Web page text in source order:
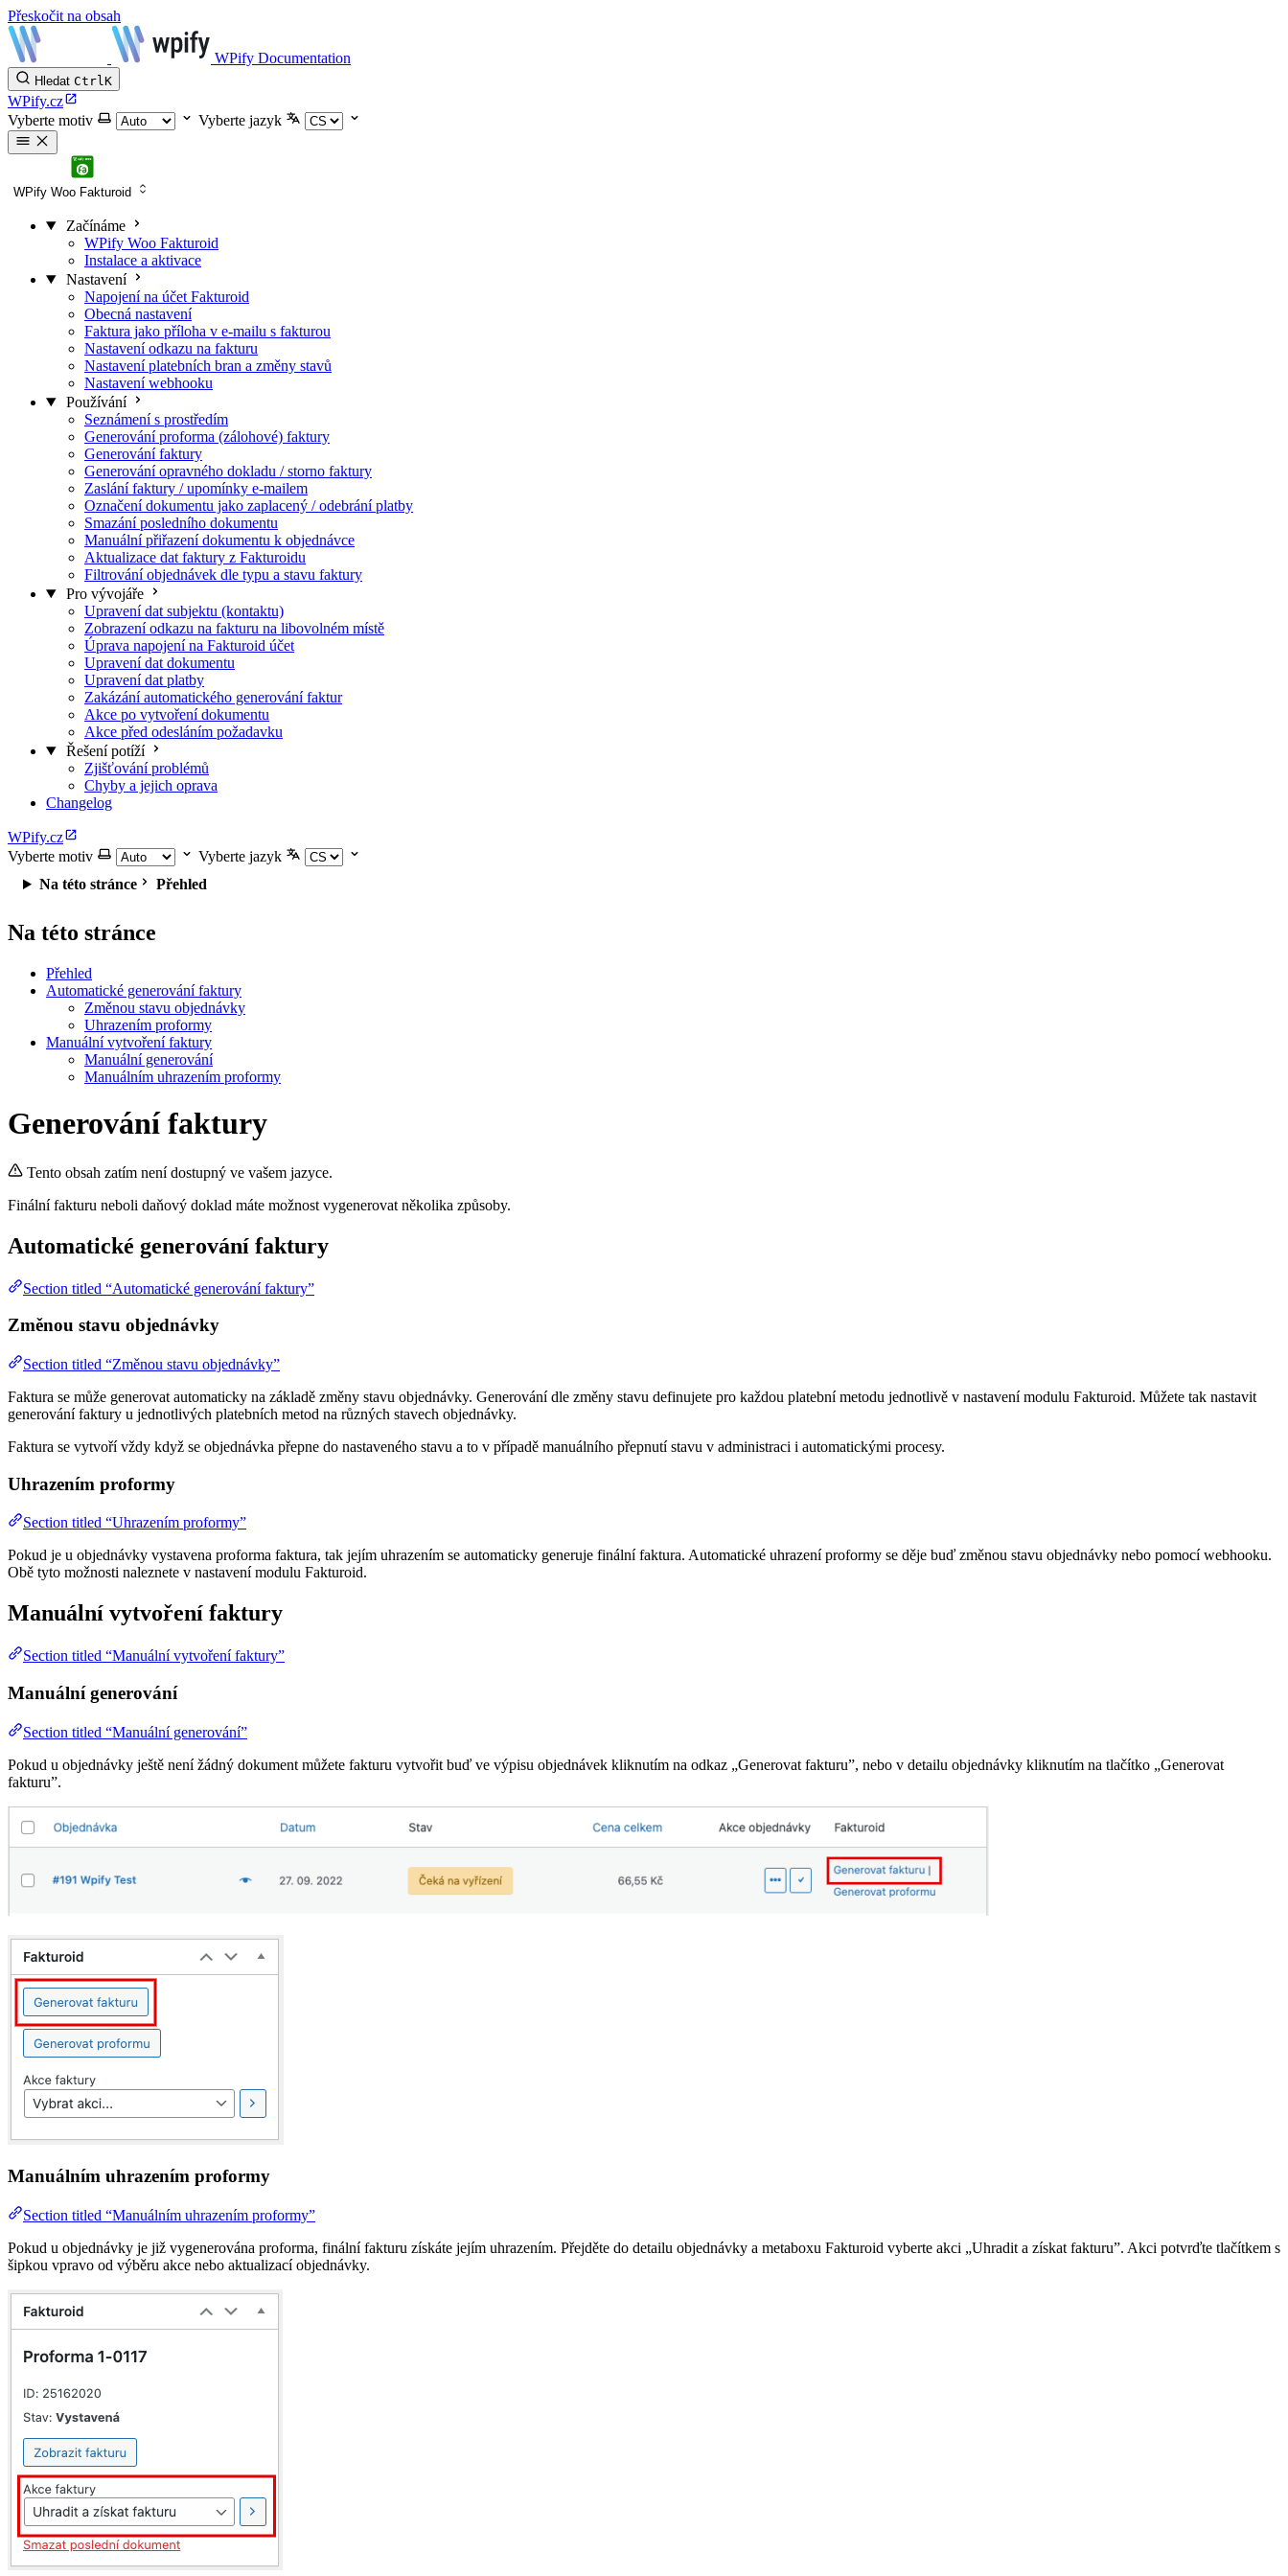
Přeskočit na obsah
WPify Documentation
Hledat CtrlK
WPify.cz
Vyberte motiv
Vyberte jazyk
WPify Woo Fakturoid
Začínáme
WPify Woo Fakturoid
Instalace a aktivace
Nastavení
Napojení na účet Fakturoid
Obecná nastavení
Faktura jako příloha v e-mailu s fakturou
Nastavení odkazu na fakturu
Nastavení platebních bran a změny stavů
Nastavení webhooku
Používání
Seznámení s prostředím
Generování proforma (zálohové) faktury
Generování faktury
Generování opravného dokladu / storno faktury
Zaslání faktury / upomínky e-mailem
Označení dokumentu jako zaplacený / odebrání platby
Smazání posledního dokumentu
Manuální přiřazení dokumentu k objednávce
Aktualizace dat faktury z Fakturoidu
Filtrování objednávek dle typu a stavu faktury
Pro vývojáře
Upravení dat subjektu (kontaktu)
Zobrazení odkazu na fakturu na libovolném místě
Úprava napojení na Fakturoid účet
Upravení dat dokumentu
Upravení dat platby
Zakázání automatického generování faktur
Akce po vytvoření dokumentu
Akce před odesláním požadavku
Řešení potíží
Zjišťování problémů
Chyby a jejich oprava
Changelog
WPify.cz
Vyberte motiv
Vyberte jazyk
Na této stránce
Přehled
Na této stránce
Přehled
Automatické generování faktury
Změnou stavu objednávky
Uhrazením proformy
Manuální vytvoření faktury
Manuální generování
Manuálním uhrazením proformy
Generování faktury
Tento obsah zatím není dostupný ve vašem jazyce.
Finální fakturu neboli daňový doklad máte možnost vygenerovat několika způsoby.
Automatické generování faktury
Section titled “Automatické generování faktury”
Změnou stavu objednávky
Section titled “Změnou stavu objednávky”
Faktura se může generovat automaticky na základě změny stavu objednávky. Generování dle změny stavu definujete pro každou platební metodu jednotlivě v nastavení modulu Fakturoid. Můžete tak nastavit
generování faktury u jednotlivých platebních metod na různých stavech objednávky.
Faktura se vytvoří vždy když se objednávka přepne do nastaveného stavu a to v případě manuálního přepnutí stavu v administraci i automatickými procesy.
Uhrazením proformy
Section titled “Uhrazením proformy”
Pokud je u objednávky vystavena proforma faktura, tak jejím uhrazením se automaticky generuje finální faktura. Automatické uhrazení proformy se děje buď změnou stavu objednávky nebo pomocí webhooku.
Obě tyto možnosti naleznete v nastavení modulu Fakturoid.
Manuální vytvoření faktury
Section titled “Manuální vytvoření faktury”
Manuální generování
Section titled “Manuální generování”
Pokud u objednávky ještě není žádný dokument můžete fakturu vytvořit buď ve výpisu objednávek kliknutím na odkaz „Generovat fakturu”, nebo v detailu objednávky kliknutím na tlačítko „Generovat
fakturu”.
Manuálním uhrazením proformy
Section titled “Manuálním uhrazením proformy”
Pokud u objednávky je již vygenerována proforma, finální fakturu získáte jejím uhrazením. Přejděte do detailu objednávky a metaboxu Fakturoid vyberte akci „Uhradit a získat fakturu”. Akci potvrďte tlačítkem s
šipkou vpravo od výběru akce nebo aktualizací objednávky.